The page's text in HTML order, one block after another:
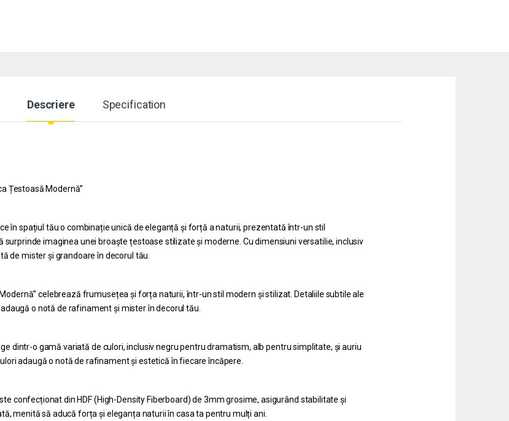
Descriere Specification
Țestoasă Modernă”
în spațiul tău o combinație unică de eleganță și forță a naturii, prezentată într-un stil
imaginea unei broaște țestoase stilizate și moderne. Cu dimensiuni versatilie, inclusiv
de mister și grandoare în decorul tău.
celebrează frumusețea și forța naturii, într-un stil modern și stilizat. Detaliile subtile ale
o notă de rafinament și mister în decorul tău.
dintr-o gamă variată de culori, inclusiv negru pentru dramatism, alb pentru simplitate, și auriu
adaugă o notă de rafinament și estetică în fiecare încăpere.
confecționat din HDF (High-Density Fiberboard) de 3mm grosime, asigurând stabilitate și
menită să aducă forța și eleganța naturii în casa ta pentru mulți ani.